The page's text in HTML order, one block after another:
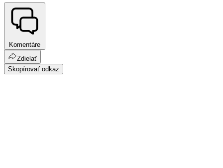
Komentáre
Zdielať
Skopírovať odkaz